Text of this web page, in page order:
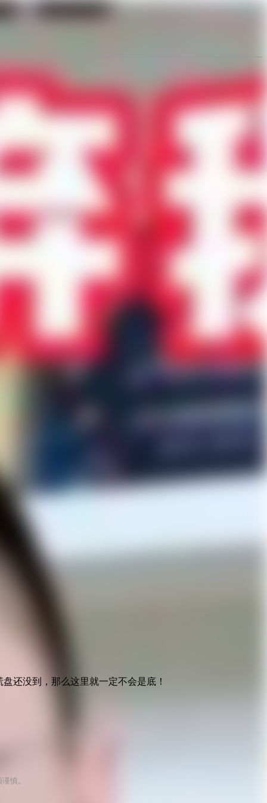
还没到，那么这里就一定不会是底！
慎。